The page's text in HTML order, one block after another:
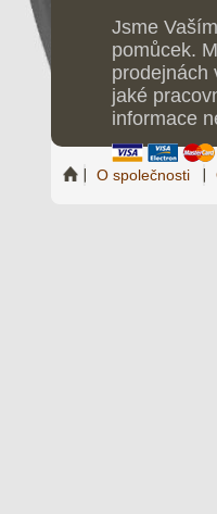
Jsme
pomůcek.
prodejnách
jaké
informace
O společnosti